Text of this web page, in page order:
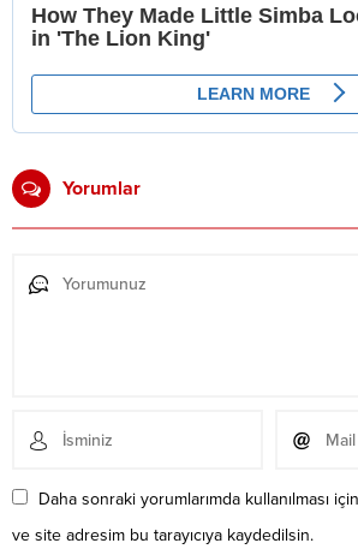
Yorumlar
Daha sonraki yorumlarımda kullanılması
ve site adresim bu tarayıcıya kaydedilsin.